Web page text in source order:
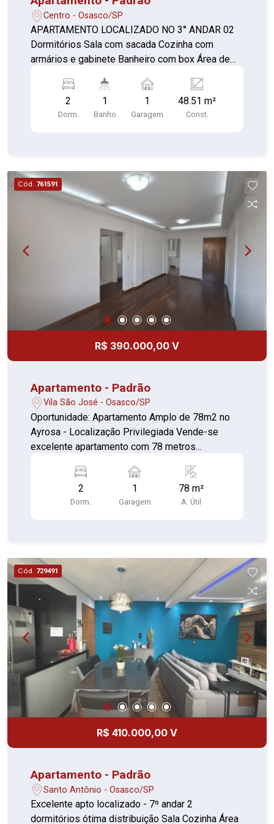
Centro - Osasco/SP
APARTAMENTO LOCALIZADO NO 3° ANDAR 02
Dormitórios Sala com sacada Cozinha com
armários e gabinete Banheiro com box Área de
2
Dorm.
1
Banho
1
Garagem
48.51 m²
Const.
Cód. 761591
R$ 390.000,00 V
Apartamento - Padrão
Vila São José - Osasco/SP
Oportunidade: Apartamento Amplo de 78m2 no
Ayrosa - Localização Privilegiada Vende-se
excelente apartamento com 78 metros
estrategicamente a apenas uma travessa da
Avenida São José, no bairro Ayrosa, Osasco.
Imóvel ideal para quem busca espaço, conforto e
Dormitórios: 02 dormitórios aconchegantes com
armários planejados. Cozinha: Cozinha espaçosa
equipada com armários planejados. Sala: Sala
ampla, com ótimo espaço para dois ambientes.
Área de Serviço: Área de serviço espaçosa e
arejada. Segurança: Todas as janelas equipadas
com telas milimétricas e grades metálicas para
maior tranquilidade. Imovelweb Imovelweb +4
Localização e Vizinhança: Comodidade: Feira
livre em frente ao prédio. Transporte: Ponto de
ônibus em frente, facilitando o deslocamento.
Comércio: Região com infraestrutura completa,
cercado por diversos comércios como padarias,
acesso à Rodovia Castelo Branco e marginais.
2
Dorm.
1
Garagem
78 m²
A. Útil
Cód. 729491
R$ 410.000,00 V
Apartamento - Padrão
Santo Antônio - Osasco/SP
Excelente apto localizado - 7º andar 2
dormitórios ótima distribuição Sala Cozinha Área